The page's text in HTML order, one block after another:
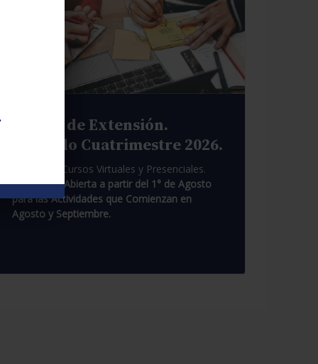
Cursos de Extensión.
Segundo Cuatrimestre 2026.
Pasantías. Cursos Virtuales y Presenciales.
Inscripción Abierta a partir del 1° de Agosto
para las Actividades que Comienzan en
Agosto y Septiembre.